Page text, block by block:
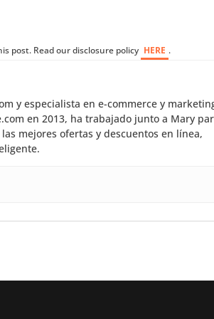
post. Read our disclosure policy HERE .
y especialista en e-commerce y
en 2013, ha trabajado junto a Mary
mejores ofertas y descuentos en línea,